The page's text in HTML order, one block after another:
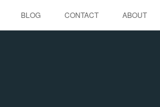
BLOG CONTACT ABOUT